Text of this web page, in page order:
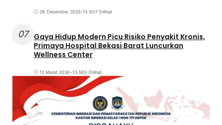
28 Desember 2025•13.607 Dilihat
07
Gaya Hidup Modern Picu Risiko Penyakit Kronis,
Primaya Hospital Bekasi Barat Luncurkan
Wellness Center
12 Maret 2026•13.500 Dilihat